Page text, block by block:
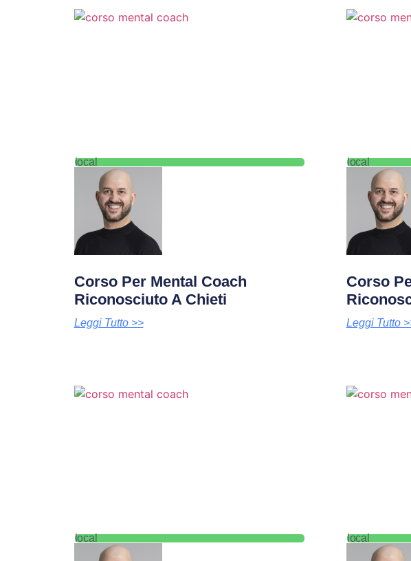
local
Corso Per Mental Coach
Riconosciuto A Chieti
Leggi Tutto >>
local
Corso
Leggi Tutto
local local